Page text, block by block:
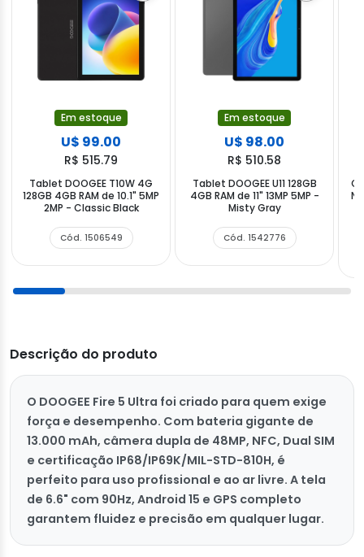
Em estoque
U$ 99.00
R$ 515.79
Tablet DOOGEE T10W 4G
128GB 4GB RAM de 10.1" 5MP
2MP - Classic Black
Cód. 1506549
Em estoque
U$ 98.00
R$ 510.58
Tablet DOOGEE U11 128GB
4GB RAM de 11" 13MP 5MP -
Misty Gray
Cód. 1542776
Descrição do produto
O DOOGEE Fire 5 Ultra foi criado para quem exige
força e desempenho. Com bateria gigante de
13.000 mAh, câmera dupla de 48MP, NFC, Dual SIM
e certificação IP68/IP69K/MIL-STD-810H, é
perfeito para uso profissional e ao ar livre. A tela
de 6.6" com 90Hz, Android 15 e GPS completo
garantem fluidez e precisão em qualquer lugar.